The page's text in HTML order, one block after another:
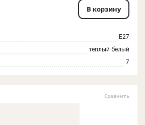
В корзину
E27
теплый белый
7
Сравнить